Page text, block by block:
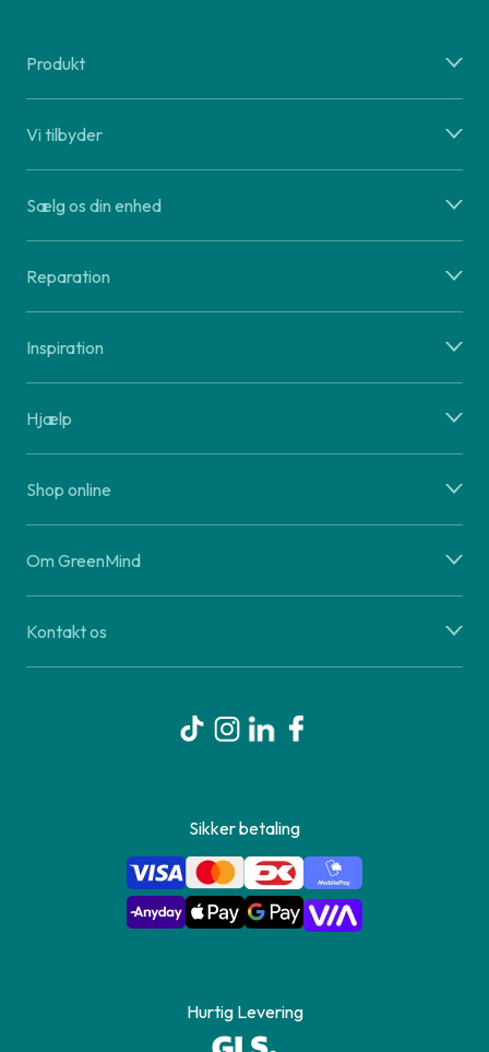
Produkt
Vi tilbyder
Sælg os din enhed
Reparation
Inspiration
Hjælp
Shop online
Om GreenMind
Kontakt os
Sikker betaling
Hurtig Levering